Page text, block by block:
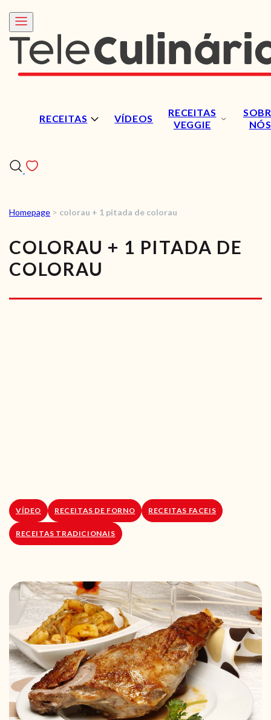
RECEITAS VÍDEOS
RECEITAS
VEGGIE
NÓS
RECEITAS
VÍDEOS
Homepage > colorau + 1 pitada de colorau
COLORAU + 1 PITADA DE
COLORAU
VÍDEO RECEITAS DE FORNO RECEITAS FACEIS
RECEITAS TRADICIONAIS